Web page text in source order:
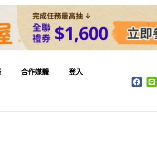
合作媒體 登入